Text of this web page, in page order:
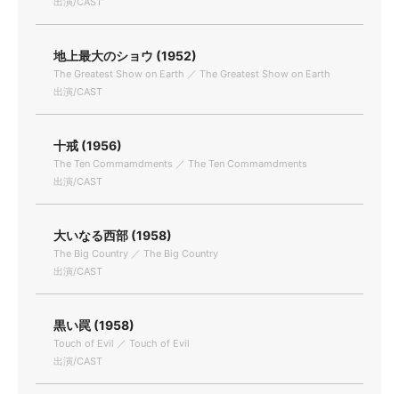
地上最大のショウ (1952)
The Greatest Show on Earth ／ The Greatest Show on Earth
出演/CAST
十戒 (1956)
The Ten Commamdments ／ The Ten Commamdments
出演/CAST
大いなる西部 (1958)
The Big Country ／ The Big Country
出演/CAST
黒い罠 (1958)
Touch of Evil ／ Touch of Evil
出演/CAST